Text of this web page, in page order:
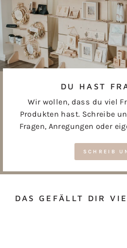
DU HAST
Wir wollen, dass du viel
Produkten hast. Schreibe
Fragen, Anregungen oder
SCHREIB
DAS GEFÄLLT DIR